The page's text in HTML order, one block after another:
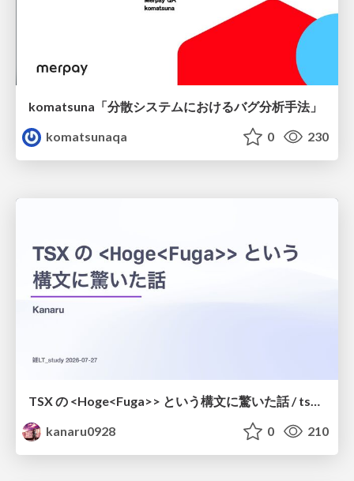
komatsuna「分散システムにおけるバグ分析手法」
komatsunaqa
0 230
kanaru0928
0 210